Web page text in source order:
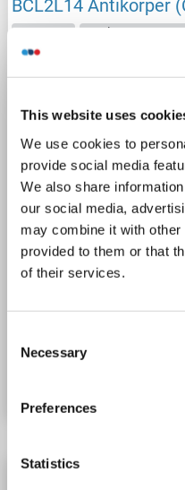
This website uses
We use cookies to
provide social media
We also share
our social media,
may combine it with other
provided to them or that
of their services.
Selection
Necessary
Preferences
Statistics
BCL2L14 Antikörper
BCL2L14
Reaktivität:
WB, IHC (p), EIA
Produktnummer